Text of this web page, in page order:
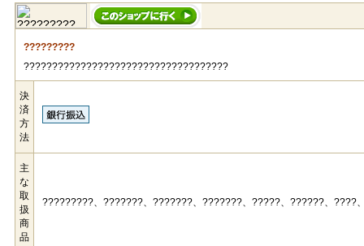
?????????
????????????????????????????????????
決
済
方
法
主
な
取
扱
商
品
?????????、???????、???????、???????、?????、??????、????